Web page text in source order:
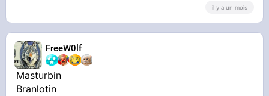
il y a un mois
FreeW0lf
Masturbin
Branlotin